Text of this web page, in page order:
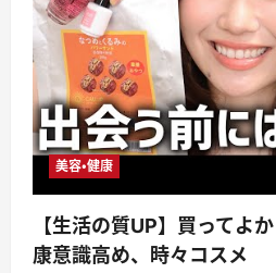
美容・健康
【生活の質UP】買ってよ
康意識高め、時々コスメ